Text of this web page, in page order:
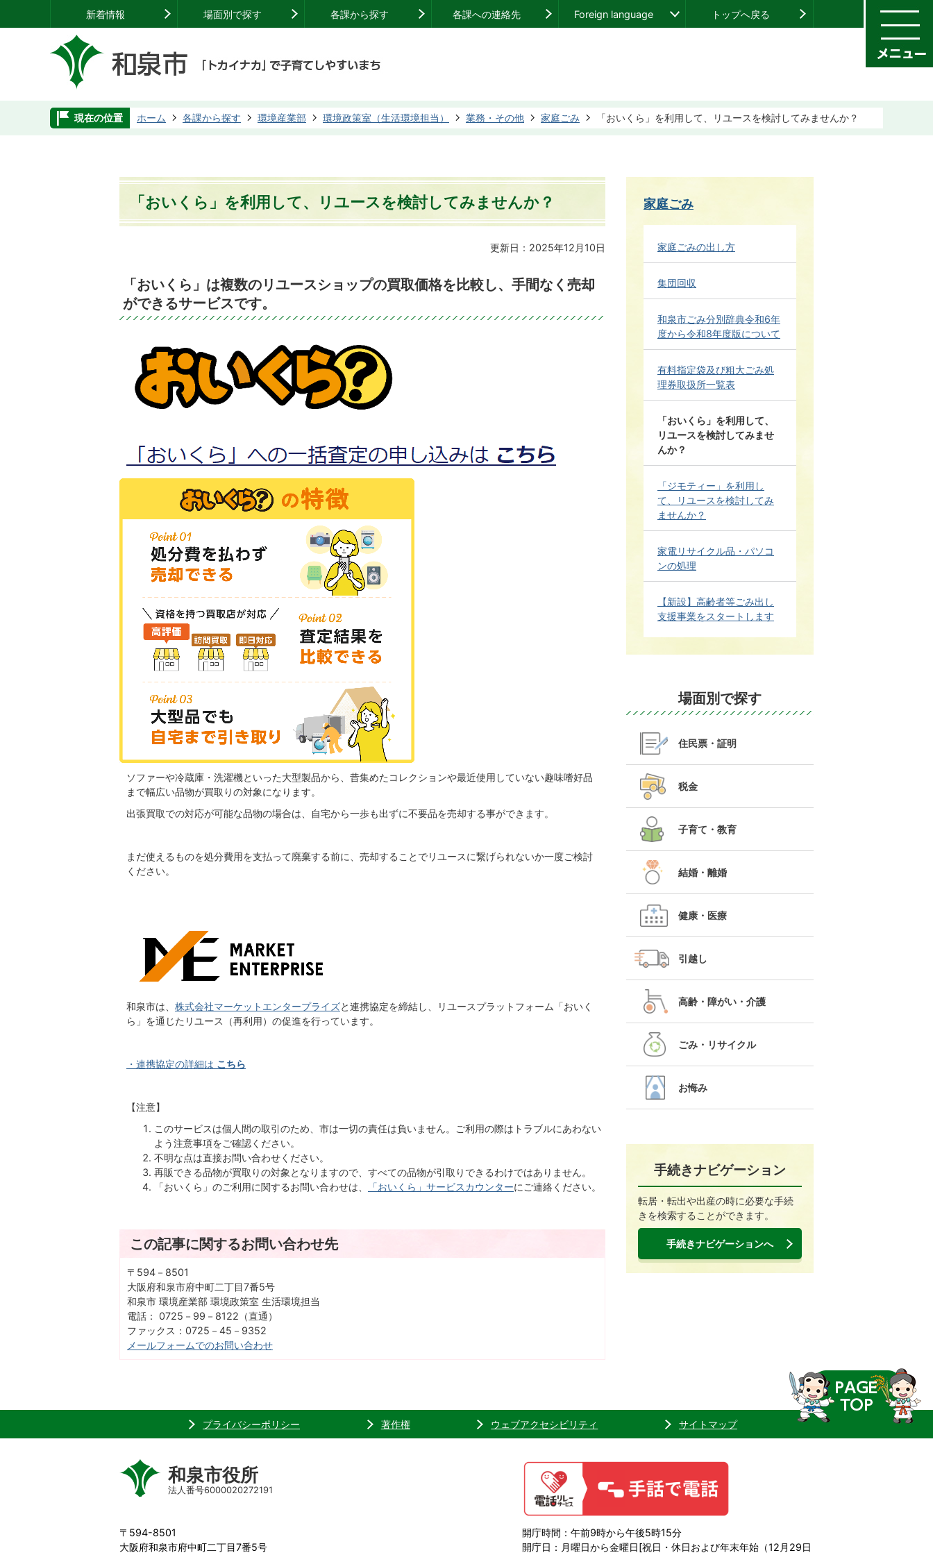
新着情報 場面別で探す 各課から探す 各課への連絡先 Foreign language トップへ戻る
現在の位置 ホーム 各課から探す 環境産業部 環境政策室（生活環境担当） 業務・その他 家庭ごみ 「おいくら」を利用して、リユースを検討してみませんか？
「おいくら」を利用して、リユースを検討してみませんか？
更新日：2025年12月10日
「おいくら」は複数のリユースショップの買取価格を比較し、手間なく売却
ができるサービスです。
ソファーや冷蔵庫・洗濯機といった大型製品から、昔集めたコレクションや最近使用していない趣味嗜好品
まで幅広い品物が買取りの対象になります。
出張買取での対応が可能な品物の場合は、自宅から一歩も出ずに不要品を売却する事ができます。
まだ使えるものを処分費用を支払って廃棄する前に、売却することでリユースに繋げられないか一度ご検討
ください。
和泉市は、 株式会社マーケットエンタープライズと連携協定を締結し、リユースプラットフォーム「おいく
ら」を通じたリユース（再利用）の促進を行っています。
・連携協定の詳細は こちら
【注意】
このサービスは個人間の取引のため、市は一切の責任は負いません。ご利用の際はトラブルにあわない
よう注意事項をご確認ください。
不明な点は直接お問い合わせください。
再販できる品物が買取りの対象となりますので、すべての品物が引取りできるわけではありません。
「おいくら」のご利用に関するお問い合わせは、
「おいくら」サービスカウンターにご連絡ください。
この記事に関するお問い合わせ先
〒594－8501
大阪府和泉市府中町二丁目7番5号
和泉市 環境産業部 環境政策室 生活環境担当
電話： 0725－99－8122（直通）
ファックス：0725－45－9352
メールフォームでのお問い合わせ
家庭ごみ
家庭ごみの出し方
集団回収
和泉市ごみ分別辞典令和6年
度から令和8年度版について
有料指定袋及び粗大ごみ処
理券取扱所一覧表
「おいくら」を利用して、
リユースを検討してみませ
んか？
「ジモティー」を利用し
て、リユースを検討してみ
ませんか？
家電リサイクル品・パソコ
ンの処理
【新設】高齢者等ごみ出し
支援事業をスタートします
場面別で探す
住民票・証明
税金
子育て・教育
結婚・離婚
健康・医療
引越し
高齢・障がい・介護
ごみ・リサイクル
お悔み
手続きナビゲーション
転居・転出や出産の時に必要な手続
きを検索することができます。
手続きナビゲーションへ
プライバシーポリシー 著作権 ウェブアクセシビリティ サイトマップ
和泉市役所
法人番号6000020272191
〒594-8501
大阪府和泉市府中町二丁目7番5号
開庁時間：午前9時から午後5時15分
開庁日：月曜日から金曜日[祝日・休日および年末年始（12月29日